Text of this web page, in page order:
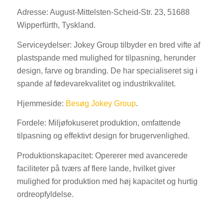
Adresse: August-Mittelsten-Scheid-Str. 23, 51688
Wipperfürth, Tyskland.
Serviceydelser: Jokey Group tilbyder en bred vifte af
plastspande med mulighed for tilpasning, herunder
design, farve og branding. De har specialiseret sig i
spande af fødevarekvalitet og industrikvalitet.
Hjemmeside: Besøg Jokey Group.
Fordele: Miljøfokuseret produktion, omfattende
tilpasning og effektivt design for brugervenlighed.
Produktionskapacitet: Opererer med avancerede
faciliteter på tværs af flere lande, hvilket giver
mulighed for produktion med høj kapacitet og hurtig
ordreopfyldelse.